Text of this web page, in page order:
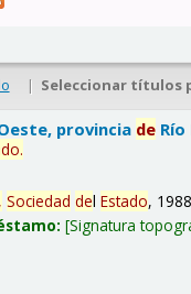
| Seleccionar títulos
provincia de
.
Sociedad delEstado, 1988
Signatura